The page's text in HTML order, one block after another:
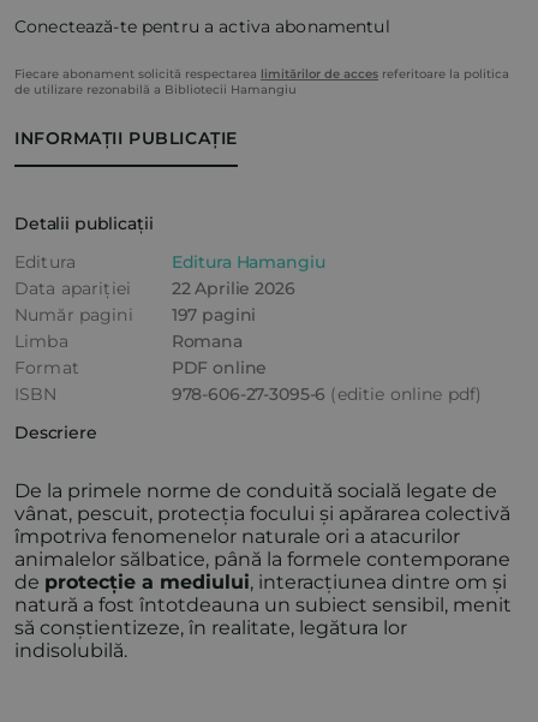
INFORMAȚII PUBLICAȚIE
Detalii publicații
Editura
Editura Hamangiu
Data apariției
22 Aprilie 2026
Număr pagini
197 pagini
Limba
Romana
Format
PDF online
ISBN
978-606-27-3095-6 (editie online pdf)
Descriere
De la primele norme de conduită socială legate de
vânat, pescuit, protecția focului și apărarea colectivă
împotriva fenomenelor naturale ori a atacurilor
animalelor sălbatice, până la formele contemporane
de protecție a mediului, interacțiunea dintre om și
natură a fost întotdeauna un subiect sensibil, menit
să conștientizeze, în realitate, legătura lor
indisolubilă.
Conectează-te pentru a activa abonamentul
Fiecare abonament solicită respectarea limitărilor de acces referitoare la politica
de utilizare rezonabilă a Bibliotecii Hamangiu